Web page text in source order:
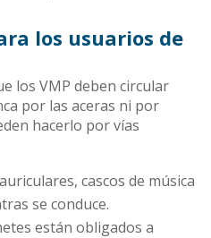
los usuarios de
los VMP deben circular
por las aceras ni por
hacerlo por vías
cascos de música
se conduce.
están obligados a